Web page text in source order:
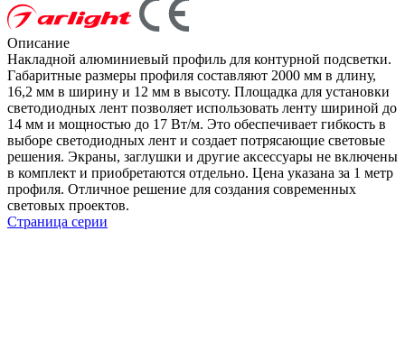
Описание
Накладной алюминиевый профиль для контурной подсветки.
Габаритные размеры профиля составляют 2000 мм в длину,
16,2 мм в ширину и 12 мм в высоту. Площадка для установки
светодиодных лент позволяет использовать ленту шириной до
14 мм и мощностью до 17 Вт/м. Это обеспечивает гибкость в
выборе светодиодных лент и создает потрясающие световые
решения. Экраны, заглушки и другие аксессуары не включены
в комплект и приобретаются отдельно. Цена указана за 1 метр
профиля. Отличное решение для создания современных
световых проектов.
Страница серии